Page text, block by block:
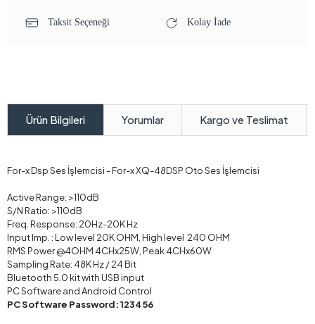
Taksit Seçeneği Kolay İade
Ürün Bilgileri Yorumlar Kargo ve Teslimat
For-x Dsp Ses İşlemcisi - For-x XQ-48DSP Oto Ses İşlemcisi
Active Range: >110dB
S/N Ratio: >110dB
Freq. Response: 20Hz-20K Hz
Input Imp. : Low level 20K OHM, High level 240 OHM
RMS Power @4OHM 4CHx25W, Peak 4CHx60W
Sampling Rate: 48K Hz / 24 Bit
Bluetooth 5.0 kit with USB input
PC Software and Android Control
PC Software Password: 123456